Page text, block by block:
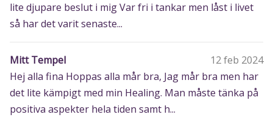
lite djupare beslut i mig Var fri i tankar men låst i livet
så har det varit senaste...
Mitt Tempel
12 feb 2024
Hej alla fina Hoppas alla mår bra, Jag mår bra men har
det lite kämpigt med min Healing. Man måste tänka på
positiva aspekter hela tiden samt h...